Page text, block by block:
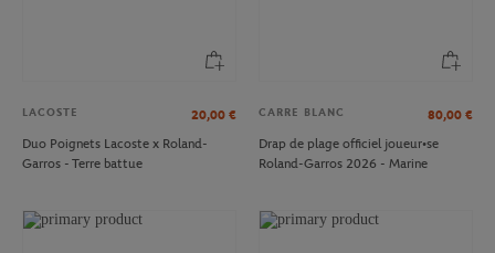
LACOSTE 20,00 €
Duo Poignets Lacoste x Roland-
Garros - Terre battue
CARRE BLANC 80,00 €
Drap de plage officiel joueur•se
Roland-Garros 2026 - Marine